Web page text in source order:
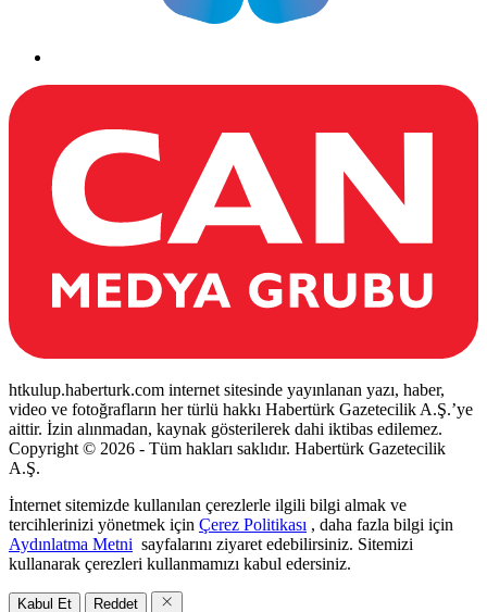
htkulup.haberturk.com internet sitesinde yayınlanan yazı, haber,
video ve fotoğrafların her türlü hakkı Habertürk Gazetecilik A.Ş.’ye
aittir. İzin alınmadan, kaynak gösterilerek dahi iktibas edilemez.
Copyright © 2026 - Tüm hakları saklıdır. Habertürk Gazetecilik
A.Ş.
İnternet sitemizde kullanılan çerezlerle ilgili bilgi almak ve
tercihlerinizi yönetmek için Çerez Politikası , daha fazla bilgi için
Aydınlatma Metni sayfalarını ziyaret edebilirsiniz. Sitemizi
kullanarak çerezleri kullanmamızı kabul edersiniz.
Kabul Et Reddet